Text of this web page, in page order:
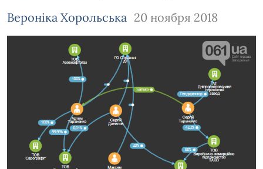
Вероніка Хорольська 20 ноября 2018
Зображення завантажується